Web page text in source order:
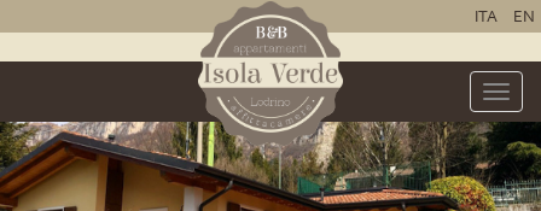
ITA EN
Toggle